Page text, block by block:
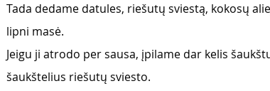
Tada dedame datules, riešutų sviestą, kokosų
lipni masė.
Jeigu ji atrodo per sausa, įpilame dar kelis
šaukštelius riešutų sviesto.